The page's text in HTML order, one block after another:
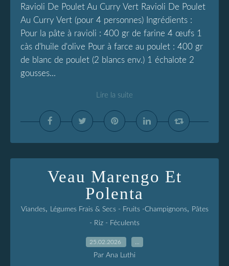
Ravioli De Poulet Au Curry Vert Ravioli De Poulet
Au Curry Vert (pour 4 personnes) Ingrédients :
Pour la pâte à ravioli : 400 gr de farine 4 œufs 1
càs d'huile d'olive Pour à farce au poulet : 400 gr
de blanc de poulet (2 blancs env.) 1 échalote 2
gousses...
Lire la suite
Veau Marengo Et
Polenta
Viandes, Légumes Frais & Secs - Fruits -Champignons, Pâtes
- Riz - Féculents
25.02.2026
Par Ana Luthi